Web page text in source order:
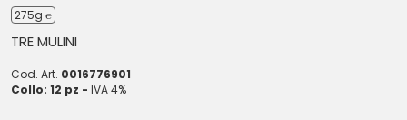
275g ℮
TRE MULINI
Cod. Art. 0016776901
Collo: 12 pz - IVA 4%